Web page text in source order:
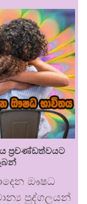
ප්‍රචණ්ඩත්වයට
ඖෂධ
පුද්ගලයන්